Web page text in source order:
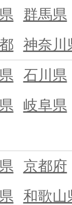
群馬県
神奈川
石川県
岐阜県
京都府
和歌山